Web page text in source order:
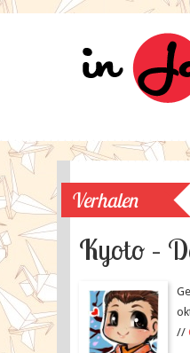
Verhalen »
Japan 2025
Japan 2018
Thailand 2015
Japan 2013
Japan 2007
Fotos
Singapore 2015
Verhalen
Kyoto –
//